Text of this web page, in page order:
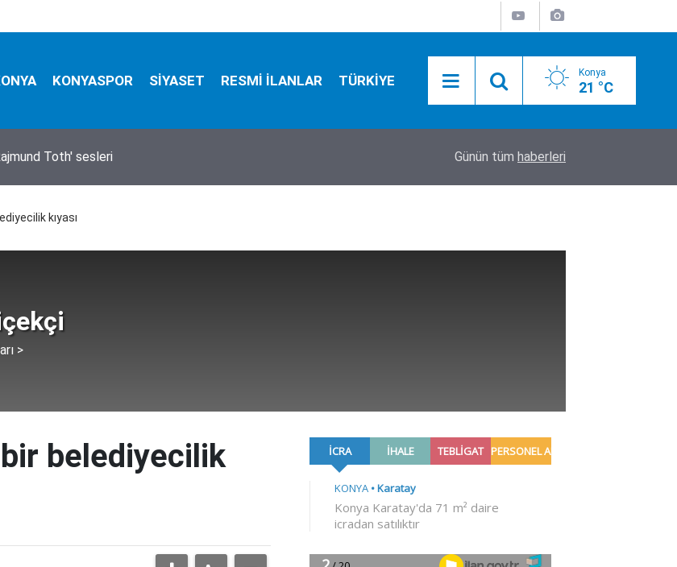
KONYASPOR SİYASET RESMİ İLANLAR TÜRKİYE Konya
21 °C
Toth' sesleri
alınacak Camide asılı halde bulundu
Günün tüm haberleri
kıyası
>
belediyecilik